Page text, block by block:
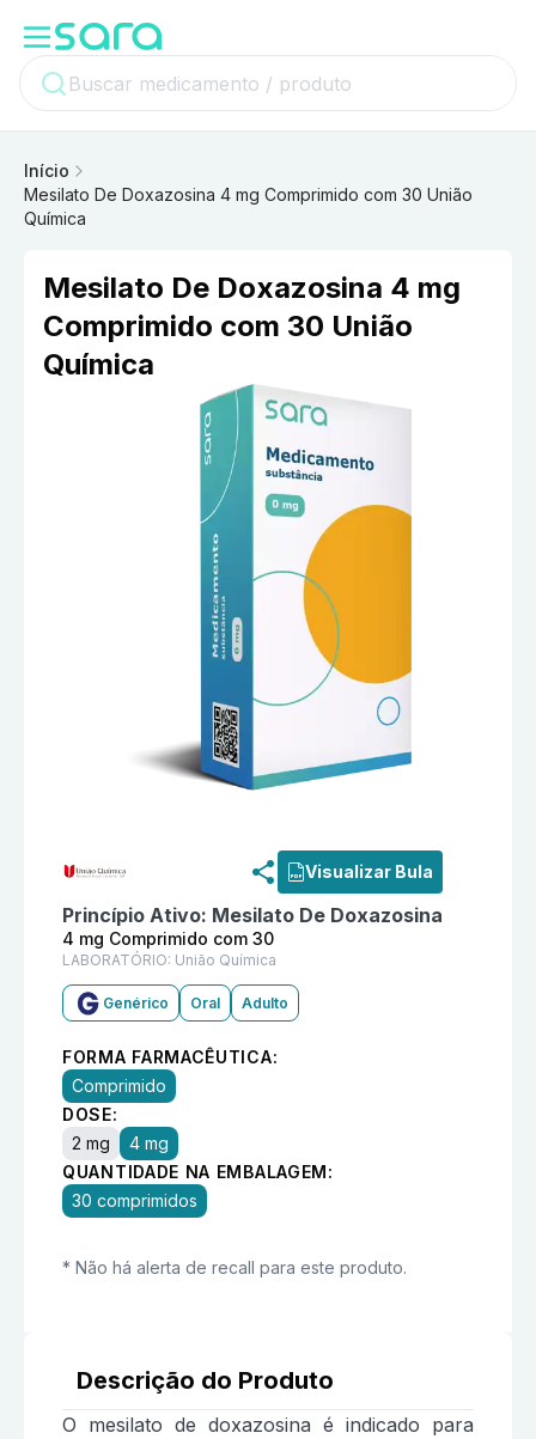
Início
Mesilato De Doxazosina 4 mg Comprimido com 30 União
Química
Mesilato De Doxazosina 4 mg
Comprimido com 30 União
Química
Visualizar Bula
Princípio Ativo: Mesilato De Doxazosina
4 mg Comprimido com 30
LABORATÓRIO: União Química
Genérico Oral Adulto
FORMA FARMACÊUTICA:
Comprimido
DOSE:
2 mg
4 mg
QUANTIDADE NA EMBALAGEM:
30 comprimidos
* Não há alerta de recall para este produto.
Descrição do Produto
O mesilato de doxazosina é indicado para